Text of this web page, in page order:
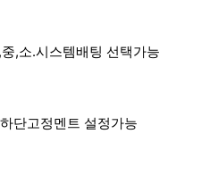
,소.시스템배팅 선택가능
단고정멘트 설정가능